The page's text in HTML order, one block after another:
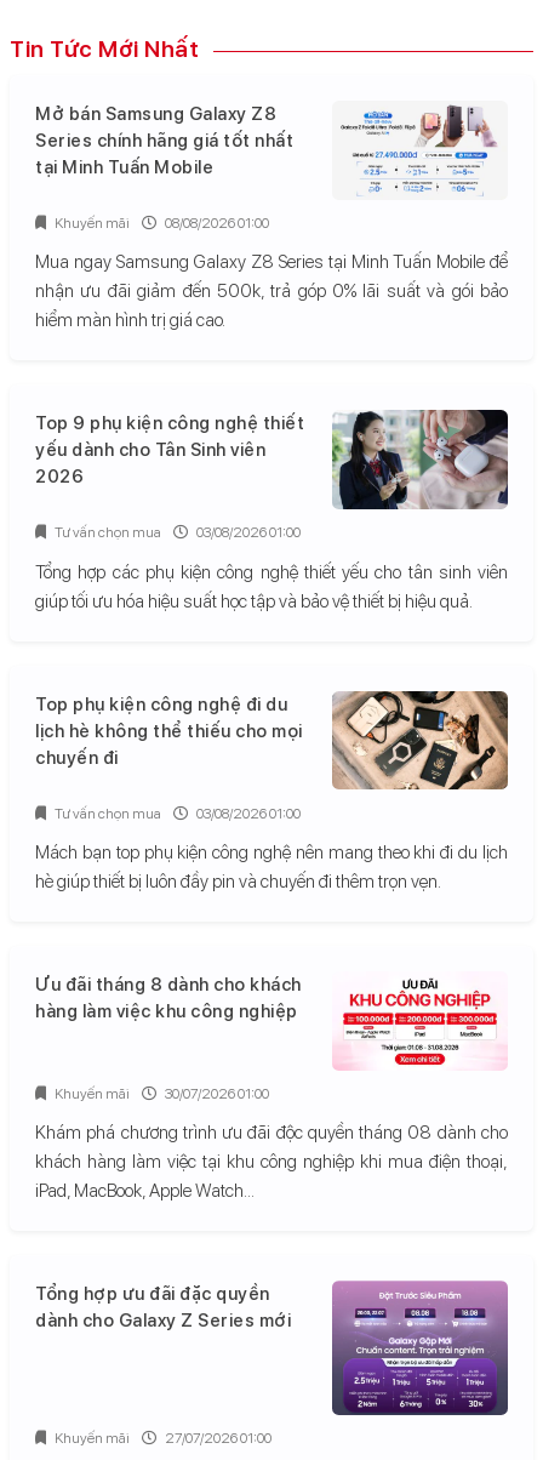
Tin Tức Mới Nhất
Mở bán Samsung Galaxy Z8
Series chính hãng giá tốt nhất
tại Minh Tuấn Mobile
Mua ngay Samsung Galaxy Z8 Series tại Minh Tuấn Mobile để
nhận ưu đãi giảm đến 500k, trả góp 0% lãi suất và gói bảo
hiểm màn hình trị giá cao.
Khuyến mãi 08/08/2026 01:00
Top 9 phụ kiện công nghệ thiết
yếu dành cho Tân Sinh viên
2026
Tổng hợp các phụ kiện công nghệ thiết yếu cho tân sinh viên
giúp tối ưu hóa hiệu suất học tập và bảo vệ thiết bị hiệu quả.
Tư vấn chọn mua 03/08/2026 01:00
Top phụ kiện công nghệ đi du
lịch hè không thể thiếu cho mọi
chuyến đi
Mách bạn top phụ kiện công nghệ nên mang theo khi đi du lịch
hè giúp thiết bị luôn đầy pin và chuyến đi thêm trọn vẹn.
Tư vấn chọn mua 03/08/2026 01:00
Ưu đãi tháng 8 dành cho khách
hàng làm việc khu công nghiệp
Khám phá chương trình ưu đãi độc quyền tháng 08 dành cho
khách hàng làm việc tại khu công nghiệp khi mua điện thoại,
iPad, MacBook, Apple Watch...
Khuyến mãi 30/07/2026 01:00
Tổng hợp ưu đãi đặc quyền
dành cho Galaxy Z Series mới
Khuyến mãi 27/07/2026 01:00